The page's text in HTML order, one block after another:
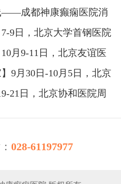
——成都神康癫痫医院消
7-9日，北京大学首钢医院
成都会诊，破解癫痫疑难
月9-11日，北京友谊医
疗援助，破解癫痫难
9月30日-10月5日，北京
蓉城亲诊+癫痫大额救
21日，北京协和医院周
028-61197977